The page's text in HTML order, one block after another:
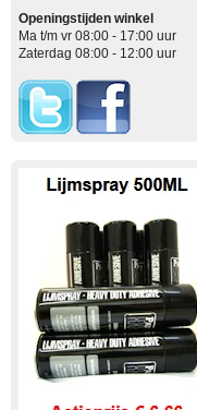
Openingstijden winkel
Ma t/m vr 08:00 - 17:00 uur
Zaterdag 08:00 - 12:00 uur